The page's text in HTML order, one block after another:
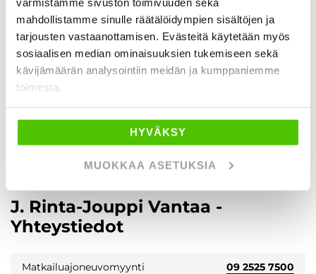
mahdollistamme sinulle räätälöidympien sisältöjen ja
tarjousten vastaanottamisen. Evästeitä käytetään myös
sosiaalisen median ominaisuuksien tukemiseen sekä
kävijämäärän analysointiin meidän ja kumppaniemme
toimesta.
HYVÄKSY
MUOKKAA ASETUKSIA
VISA ALLA MEST VISADE
J. Rinta-Jouppi Vantaa -
Yhteystiedot
Matkailuajoneuvomyynti 09 2525 7500